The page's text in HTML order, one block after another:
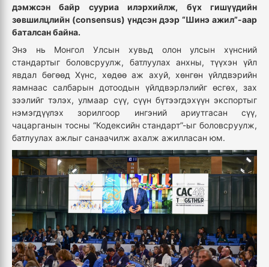
дэмжсэн байр сууриа илэрхийлж, бүх гишүүдийн
зөвшилцлийн (сonsensus) үндсэн дээр “Шинэ ажил”-аар
баталсан байна.
Энэ нь Монгол Улсын хувьд олон улсын хүнсний
стандартыг боловсруулж, батлуулах анхны, түүхэн үйл
явдал бөгөөд Хүнс, хөдөө аж ахуй, хөнгөн үйлдвэрийн
яамнаас салбарын дотоодын үйлдвэрлэлийг өсгөх, зах
зээлийг тэлэх, улмаар сүү, сүүн бүтээгдэхүүн экспортыг
нэмэгдүүлэх зорилгоор ингэний ариутгасан сүү,
чацарганын тосны “Кодексийн стандарт”-ыг боловсруулж,
батлуулах ажлыг санаачилж ахалж ажилласан юм.